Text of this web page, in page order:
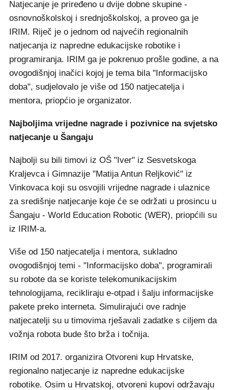
Natjecanje je priređeno u dvije dobne skupine -
osnovnoškolskoj i srednjoškolskoj, a proveo ga je
IRIM. Riječ je o jednom od najvećih regionalnih
natjecanja iz napredne edukacijske robotike i
programiranja. IRIM ga je pokrenuo prošle godine, a na
ovogodišnjoj inačici kojoj je tema bila "Informacijsko
doba", sudjelovalo je više od 150 natjecatelja i
mentora, priopćio je organizator.
Najboljima vrijedne nagrade i pozivnice na svjetsko
natjecanje u Šangaju
Najbolji su bili timovi iz OŠ "Iver" iz Sesvetskoga
Kraljevca i Gimnazije "Matija Antun Reljković" iz
Vinkovaca koji su osvojili vrijedne nagrade i ulaznice
za središnje natjecanje koje će se održati u prosincu u
Šangaju - World Education Robotic (WER), priopćili su
iz IRIM-a.
Više od 150 natjecatelja i mentora, sukladno
ovogodišnjoj temi - "Informacijsko doba", programirali
su robote da se koriste telekomunikacijskim
tehnologijama, recikliraju e-otpad i šalju informacijske
pakete preko interneta. Simulirajući ove radnje
natjecatelji su u timovima rješavali zadatke s ciljem da
vožnja robota bude što brža i točnija.
IRIM od 2017. organizira Otvoreni kup Hrvatske,
regionalno natjecanje iz napredne edukacijske
robotike. Osim u Hrvatskoj, otvoreni kupovi održavaju